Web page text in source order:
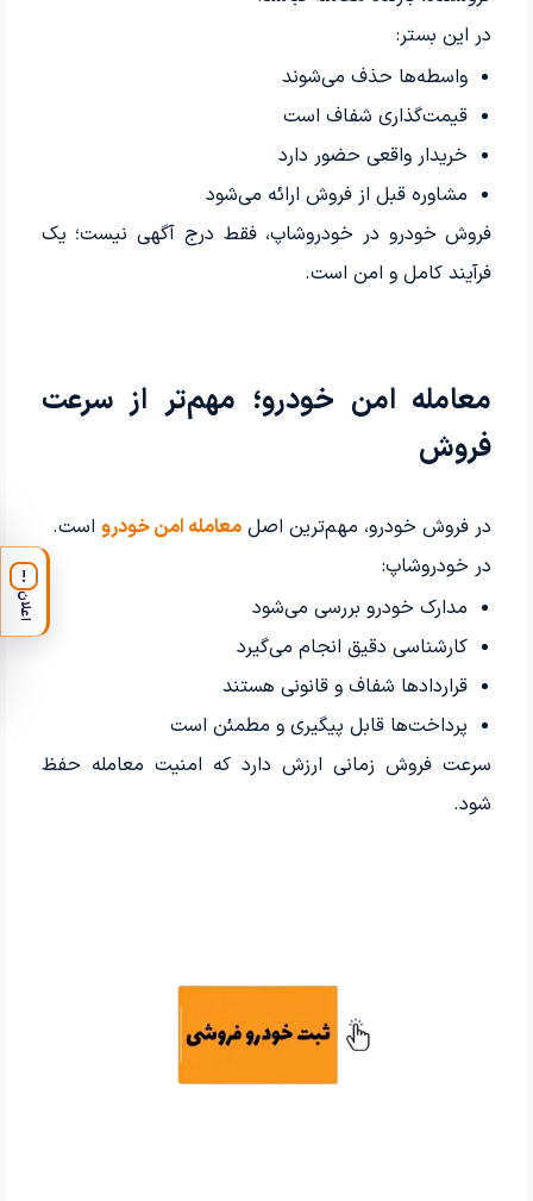
در این بستر:
واسطه‌ها حذف می‌شوند
قیمت‌گذاری شفاف است
خریدار واقعی حضور دارد
مشاوره قبل از فروش ارائه می‌شود
فروش خودرو در خودروشاپ، فقط درج آگهی نیست؛ یک
فرآیند کامل و امن است.
معامله امن خودرو؛ مهم‌تر از سرعت
فروش
در فروش خودرو، مهم‌ترین اصل معامله امن خودرو است.
در خودروشاپ:
مدارک خودرو بررسی می‌شود
کارشناسی دقیق انجام می‌گیرد
قراردادها شفاف و قانونی هستند
پرداخت‌ها قابل پیگیری و مطمئن است
سرعت فروش زمانی ارزش دارد که امنیت معامله حفظ
شود.
!
اعلان